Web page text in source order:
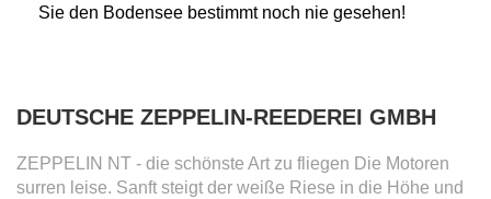
Sie den Bodensee bestimmt noch nie gesehen!
DEUTSCHE ZEPPELIN-REEDEREI GMBH
ZEPPELIN NT - die schönste Art zu fliegen Die Motoren
surren leise. Sanft steigt der weiße Riese in die Höhe und